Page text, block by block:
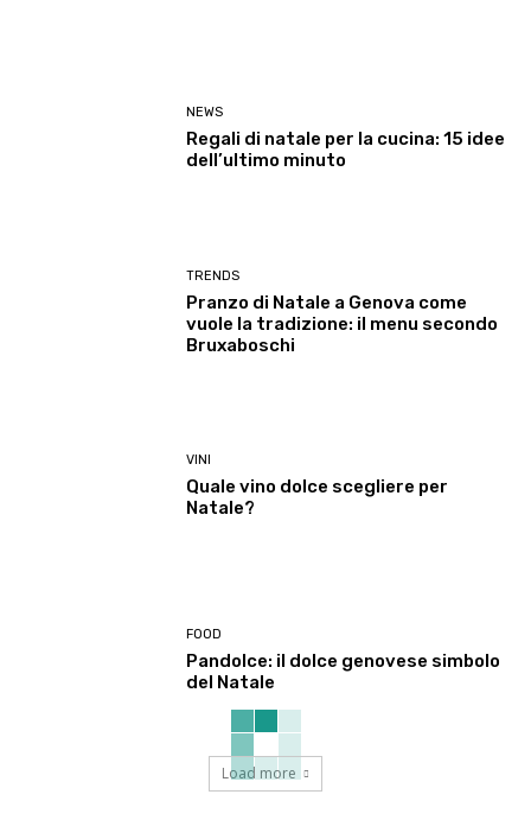
NEWS
Regali di natale per la cucina: 15 idee
dell’ultimo minuto
TRENDS
Pranzo di Natale a Genova come
vuole la tradizione: il menu secondo
Bruxaboschi
VINI
Quale vino dolce scegliere per
Natale?
FOOD
Pandolce: il dolce genovese simbolo
del Natale
Load more